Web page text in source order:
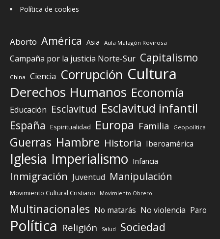
Política de cookies
Aborto América Asia Aula Malagón Rovirosa
Campaña por la justicia Norte-Sur Capitalismo
China Ciencia Corrupción Cultura
Derechos Humanos Economía
Educación Esclavitud Esclavitud infantil
España Espiritualidad Europa Familia Geopolítica
Guerras Hambre Historia Iberoamérica
Iglesia Imperialismo Infancia
Inmigración Juventud Manipulación
Movimiento Cultural Cristiano Movimiento Obrero
Multinacionales No matarás No violencia Paro
Política Religión Salud Sociedad